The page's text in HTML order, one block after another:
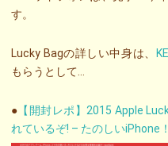
す。
Lucky Bagの詳しい中身は、
もらうとして…
● 【開封レポ】2015 Apple
れているぞ! – たのしいiPhone